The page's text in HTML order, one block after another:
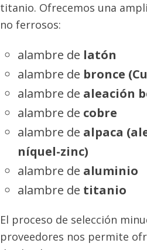
titanio. Ofrecemos una
no ferrosos:
alambre de latón
alambre de bronce
alambre de aleación
alambre de cobre
alambre de alpaca
níquel-zinc)
alambre de aluminio
alambre de titanio
El proceso de selección
proveedores nos permite